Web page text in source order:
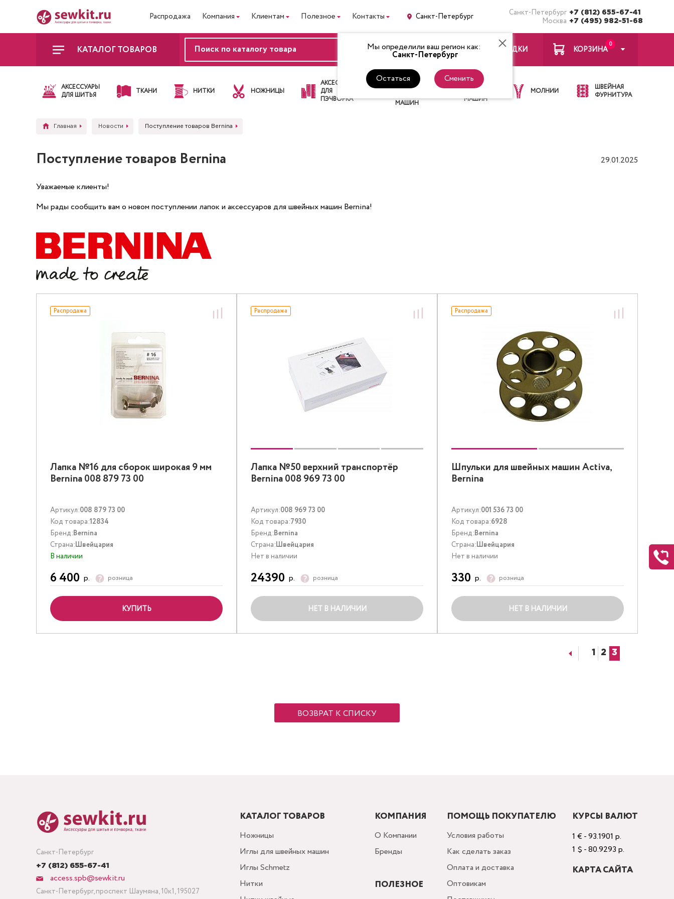
Распродажа Компания Клиентам Полезное Контакты Санкт-Петербург Санкт-Петербург +7 (812) 655-67-41
Москва +7 (495) 982-51-68
Мы определили ваш регион как:
Санкт-Петербург
Остаться Сменить
КАТАЛОГ ТОВАРОВ ВХОД ЗАКЛАДКИ
0
КОРЗИНА
АКСЕССУАРЫ
ДЛЯ ШИТЬЯ
ТКАНИ НИТКИ НОЖНИЦЫ
АКСЕССУАРЫ
ДЛЯ
ПЭЧВОРКА
ЛАПКИ
ДЛЯ
МАШИН
ИГЛЫ ДЛЯ
ШВЕЙНЫХ
МАШИН
МОЛНИИ
ШВЕЙНАЯ
ФУРНИТУРА
Главная Новости Поступление товаров Bernina
Поступление товаров Bernina 29.01.2025
Уважаемые клиенты!
Мы рады сообщить вам о новом поступлении лапок и аксессуаров для швейных машин Bernina!
Распродажа
Лапка №16 для сборок широкая 9 мм
Bernina 008 879 73 00
Артикул:008 879 73 00
Код товара:12834
Бренд:Bernina
Страна:Швейцария
В наличии
6 400 р. розница
КУПИТЬ
Распродажа
Лапка №50 верхний транспортёр
Bernina 008 969 73 00
Артикул:008 969 73 00
Код товара:7930
Бренд:Bernina
Страна:Швейцария
Нет в наличии
24390 р. розница
НЕТ В НАЛИЧИИ
Распродажа
Шпульки для швейных машин Activa,
Bernina
Артикул:001 536 73 00
Код товара:6928
Бренд:Bernina
Страна:Швейцария
Нет в наличии
330 р. розница
НЕТ В НАЛИЧИИ
1 2 3
ВОЗВРАТ К СПИСКУ
Санкт-Петербург
+7 (812) 655-67-41
access.spb@sewkit.ru
Санкт-Петербург, проспект Шаумяна, 10к1, 195027
КАТАЛОГ ТОВАРОВ
Ножницы
Иглы для швейных машин
Иглы Schmetz
Нитки
КОМПАНИЯ
О Компании
Бренды
ПОЛЕЗНОЕ
ПОМОЩЬ ПОКУПАТЕЛЮ
Условия работы
Как сделать заказ
Оплата и доставка
Оптовикам
КУРСЫ ВАЛЮТ
1 € - 93.1901 р.
1 $ - 80.9293 р.
КАРТА САЙТА